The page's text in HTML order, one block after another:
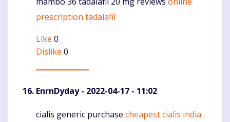
Komentaras
prescription tadalafil
Like 0
Dislike 0
EnrnDyday- 2022-04-17 - 11:02
Komentaras
cialis generic purchase cheapest cialis india